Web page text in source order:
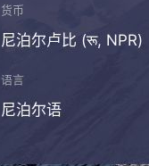
货币
尼泊尔卢比 (रू, NPR)
语言
尼泊尔语